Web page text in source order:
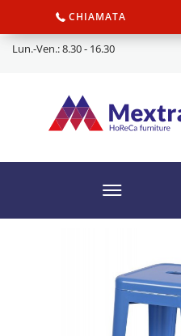
CHIAMATA
Lun.-Ven.: 8.30 - 16.30